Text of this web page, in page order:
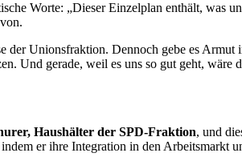
Worte: „Dieser Einzelplan enthält, was
der Unionsfraktion. Dennoch gebe es
Und gerade, weil es uns so gut geht,
Haushälter der SPD-Fraktion, und
er ihre Integration in den Arbeitsmarkt